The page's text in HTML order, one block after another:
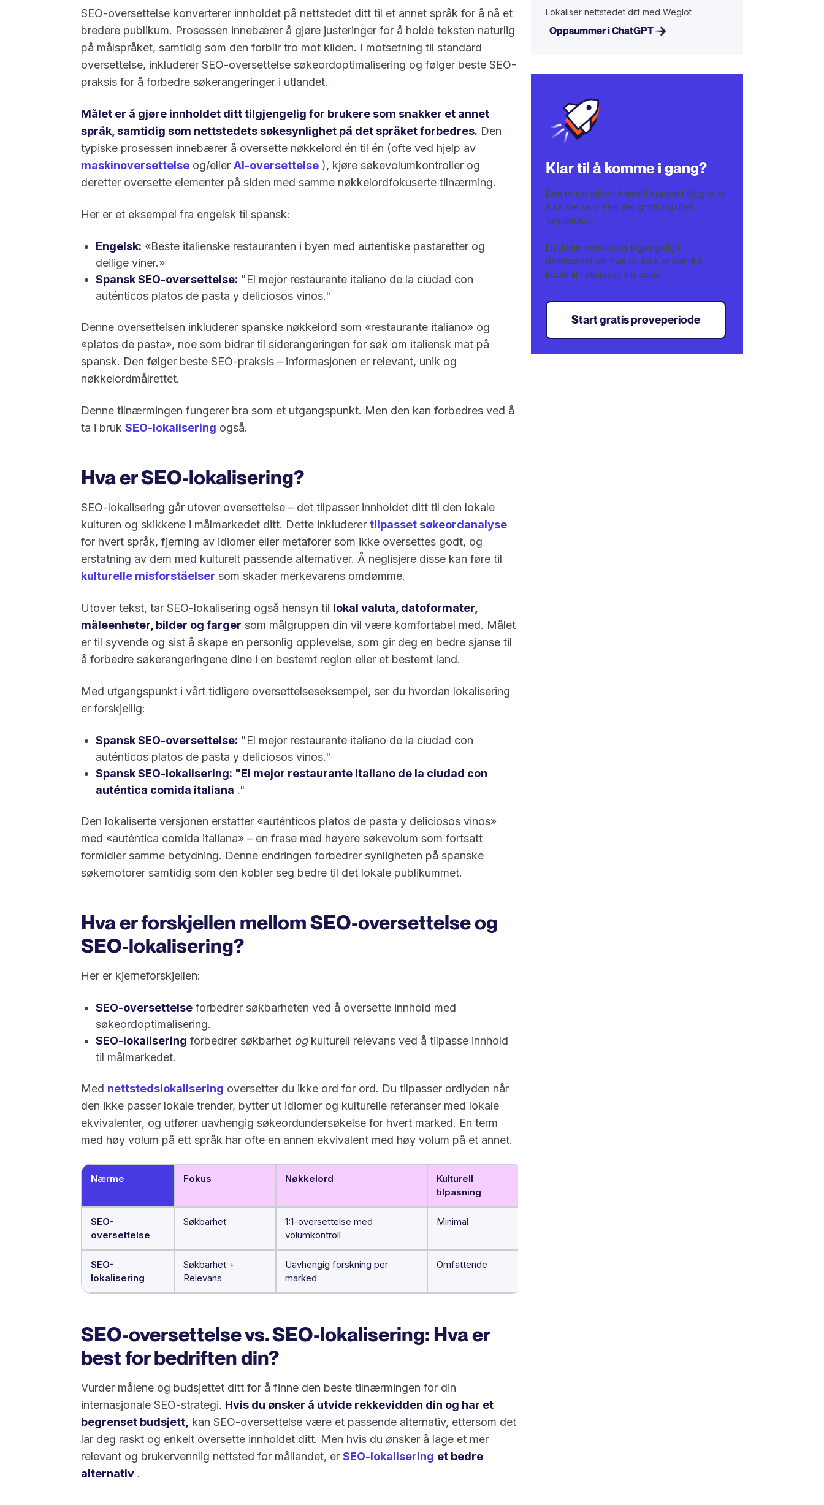
SEO-oversettelse konverterer innholdet på nettstedet ditt til et annet språk for å nå et
bredere publikum. Prosessen innebærer å gjøre justeringer for å holde teksten naturlig
på målspråket, samtidig som den forblir tro mot kilden. I motsetning til standard
oversettelse, inkluderer SEO-oversettelse søkeordoptimalisering og følger beste SEO-
praksis for å forbedre søkerangeringer i utlandet.
Målet er å gjøre innholdet ditt tilgjengelig for brukere som snakker et annet
språk, samtidig som nettstedets søkesynlighet på det språket forbedres. Den
typiske prosessen innebærer å oversette nøkkelord én til én (ofte ved hjelp av
maskinoversettelse og/eller AI-oversettelse ), kjøre søkevolumkontroller og
deretter oversette elementer på siden med samme nøkkelordfokuserte tilnærming.
Her er et eksempel fra engelsk til spansk:
Engelsk: «Beste italienske restauranten i byen med autentiske pastaretter og
deilige viner.»
Spansk SEO-oversettelse: "El mejor restaurante italiano de la ciudad con
auténticos platos de pasta y deliciosos vinos."
Denne oversettelsen inkluderer spanske nøkkelord som «restaurante italiano» og
«platos de pasta», noe som bidrar til siderangeringen for søk om italiensk mat på
spansk. Den følger beste SEO-praksis – informasjonen er relevant, unik og
nøkkelordmålrettet.
Denne tilnærmingen fungerer bra som et utgangspunkt. Men den kan forbedres ved å
ta i bruk SEO-lokalisering også.
Hva er SEO-lokalisering?
SEO-lokalisering går utover oversettelse – det tilpasser innholdet ditt til den lokale
kulturen og skikkene i målmarkedet ditt. Dette inkluderer tilpasset søkeordanalyse
for hvert språk, fjerning av idiomer eller metaforer som ikke oversettes godt, og
erstatning av dem med kulturelt passende alternativer. Å neglisjere disse kan føre til
kulturelle misforståelser som skader merkevarens omdømme.
Utover tekst, tar SEO-lokalisering også hensyn til lokal valuta, datoformater,
måleenheter, bilder og farger som målgruppen din vil være komfortabel med. Målet
er til syvende og sist å skape en personlig opplevelse, som gir deg en bedre sjanse til
å forbedre søkerangeringene dine i en bestemt region eller et bestemt land.
Med utgangspunkt i vårt tidligere oversettelseseksempel, ser du hvordan lokalisering
er forskjellig:
Spansk SEO-oversettelse: "El mejor restaurante italiano de la ciudad con
auténticos platos de pasta y deliciosos vinos."
Spansk SEO-lokalisering: "El mejor restaurante italiano de la ciudad con
auténtica comida italiana ."
Den lokaliserte versjonen erstatter «auténticos platos de pasta y deliciosos vinos»
med «auténtica comida italiana» – en frase med høyere søkevolum som fortsatt
formidler samme betydning. Denne endringen forbedrer synligheten på spanske
søkemotorer samtidig som den kobler seg bedre til det lokale publikummet.
Hva er forskjellen mellom SEO-oversettelse og
SEO-lokalisering?
Her er kjerneforskjellen:
SEO-oversettelse forbedrer søkbarheten ved å oversette innhold med
søkeordoptimalisering.
SEO-lokalisering forbedrer søkbarhet ogkulturell relevans ved å tilpasse innhold
til målmarkedet.
Med nettstedslokalisering oversetter du ikke ord for ord. Du tilpasser ordlyden når
den ikke passer lokale trender, bytter ut idiomer og kulturelle referanser med lokale
ekvivalenter, og utfører uavhengig søkeordundersøkelse for hvert marked. En term
med høy volum på ett språk har ofte en annen ekvivalent med høy volum på et annet.
Nærme Fokus Nøkkelord
Kulturell
tilpasning
SEO-
oversettelse
Søkbarhet
1:1-oversettelse med
volumkontroll
Minimal
SEO-
lokalisering
Søkbarhet +
Relevans
Uavhengig forskning per
marked
Omfattende
SEO-oversettelse vs. SEO-lokalisering: Hva er
best for bedriften din?
Vurder målene og budsjettet ditt for å finne den beste tilnærmingen for din
internasjonale SEO-strategi. Hvis du ønsker å utvide rekkevidden din og har et
begrenset budsjett, kan SEO-oversettelse være et passende alternativ, ettersom det
lar deg raskt og enkelt oversette innholdet ditt. Men hvis du ønsker å lage et mer
relevant og brukervennlig nettsted for mållandet, er SEO-lokalisering et bedre
alternativ .
Lokaliser nettstedet ditt med Weglot
Oppsummer i ChatGPT
Klar til å komme i gang?
Den beste måten å forstå kraften i Weglot er
å se det selv. Test det gratis og uten
forpliktelser.
En demo-nettside er tilgjengelig i
dashbordet ditt hvis du ikke er klar til å
koble til nettstedet ditt ennå.
Start gratis prøveperiode